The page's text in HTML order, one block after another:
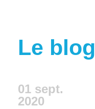
Le
01 sept.
2020